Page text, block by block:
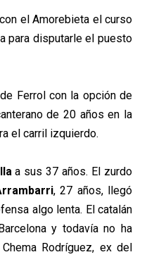
el Amorebieta el curso
para disputarle el puesto
Ferrol con la opción de
de 20 años en la
el carril izquierdo.
a sus 37 años. El zurdo
, 27 años, llegó
algo lenta. El catalán
y todavía no ha
Rodríguez, ex del